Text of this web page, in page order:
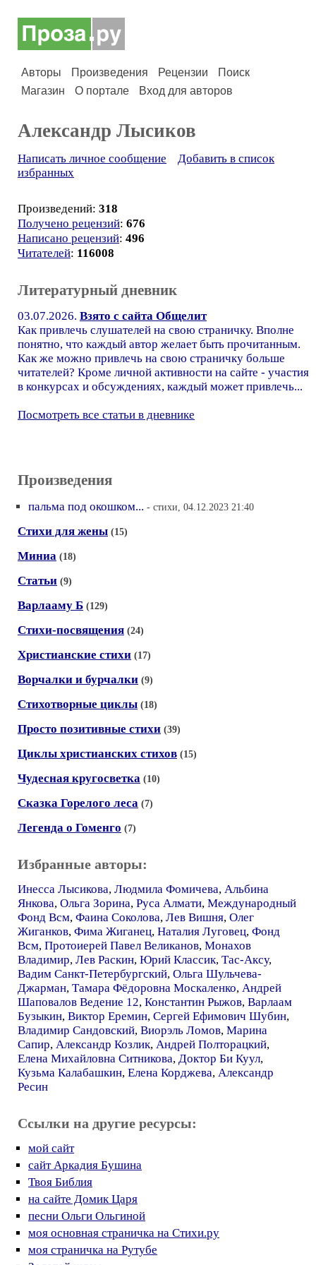
Авторы Произведения Рецензии
Поиск
Магазин
О портале Вход для авторов
Александр Лысиков
Написать личное сообщение
Добавить в список
избранных
Произведений: 318
Получено рецензий: 676
Написано рецензий: 496
Читателей: 116008
Литературный дневник
03.07.2026. Взято с сайта Общелит
Как привлечь слушателей на свою страничку. Вполне
понятно, что каждый автор желает быть прочитанным.
Как же можно привлечь на свою страничку больше
читателей? Кроме личной активности на сайте - участия
в конкурсах и обсуждениях, каждый может привлечь...
Посмотреть все статьи в дневнике
Произведения
пальма под окошком... - стихи, 04.12.2023 21:40
Стихи для жены (15)
Миниа (18)
Статьи (9)
Варлааму Б (129)
Стихи-посвящения (24)
Христианские стихи (17)
Ворчалки и бурчалки (9)
Стихотворные циклы (18)
Просто позитивные стихи (39)
Циклы христианских стихов (15)
Чудесная кругосветка (10)
Сказка Горелого леса (7)
Легенда о Гоменго (7)
Избранные авторы:
Инесса Лысикова, Людмила Фомичева, Альбина
Янкова, Ольга Зорина, Руса Алмати, Международный
Фонд Всм, Фаина Соколова, Лев Вишня, Олег
Жиганков, Фима Жиганец, Наталия Луговец, Фонд
Всм, Протоиерей Павел Великанов, Монахов
Владимир, Лев Раскин, Юрий Классик, Тас-Аксу,
Вадим Санкт-Петербургский, Ольга Шульчева-
Джарман, Тамара Фёдоровна Москаленко, Андрей
Шаповалов Ведение 12, Константин Рыжов, Варлаам
Бузыкин, Виктор Еремин, Сергей Ефимович Шубин,
Владимир Сандовский, Виорэль Ломов, Марина
Сапир, Александр Козлик, Андрей Полторацкий,
Елена Михайловна Ситникова, Доктор Би Куул,
Кузьма Калабашкин, Елена Корджева, Александр
Ресин
Ссылки на другие ресурсы:
мой сайт
сайт Аркадия Бушина
Твоя Библия
на сайте Домик Царя
песни Ольги Ольгиной
моя основная страничка на Стихи.ру
моя страничка на Рутубе